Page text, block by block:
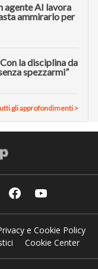
agente AI lavora
ammirarlo per
la disciplina da
spezzarmi”
gli approfondimenti >
e Cookie Policy
Cookie Center